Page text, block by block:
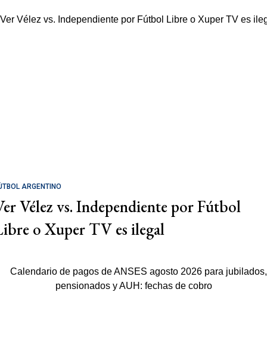
ARGENTINO
Vélez vs. Independiente por Fútbol
o Xuper TV es ilegal